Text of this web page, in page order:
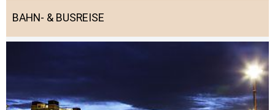
BAHN- & BUSREISE